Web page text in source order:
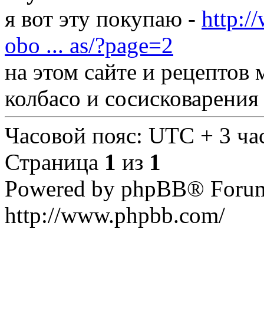
я вот эту покупаю - http://
obo ... as/?page=2
на этом сайте и
колбасо и
Часовой пояс: UTC + 3
Страница 1 из 1
Powered by phpBB®
http://www.phpbb.com/